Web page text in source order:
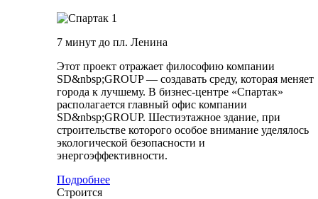
7 минут до пл. Ленина
Этот проект отражает философию компании
SD&nbsp;GROUP — создавать среду, которая меняет
города к лучшему. В бизнес-центре «Спартак»
располагается главный офис компании
SD&nbsp;GROUP. Шестиэтажное здание, при
строительстве которого особое внимание уделялось
экологической безопасности и
энергоэффективности.
Подробнее
Строится